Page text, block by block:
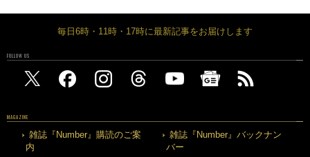
毎日6時・11時・17時に最新記事をお届けします
FOLLOW US
MAGAZINE
雑誌『Number』購読のご案
内
雑誌『Number』バックナン
バー